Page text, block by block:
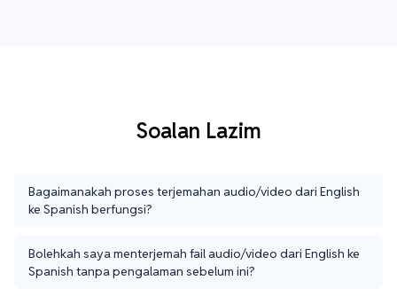
Soalan Lazim
Bagaimanakah proses terjemahan audio/video dari English
ke Spanish berfungsi?
Bolehkah saya menterjemah fail audio/video dari English ke
Spanish tanpa pengalaman sebelum ini?